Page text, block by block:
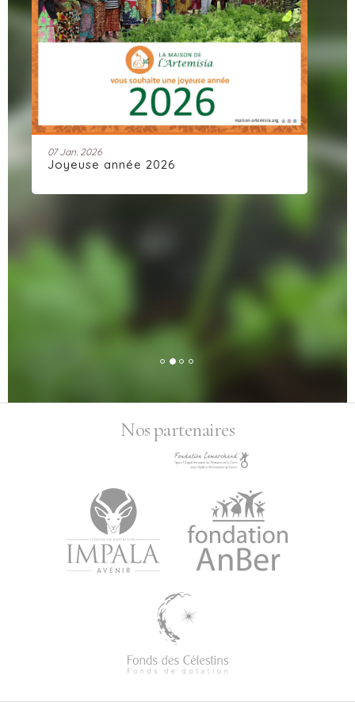
07 Jan. 2026
Joyeuse année 2026
Nos partenaires